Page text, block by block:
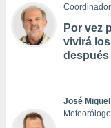
Por vez
vivirá
José
Meteorólogo